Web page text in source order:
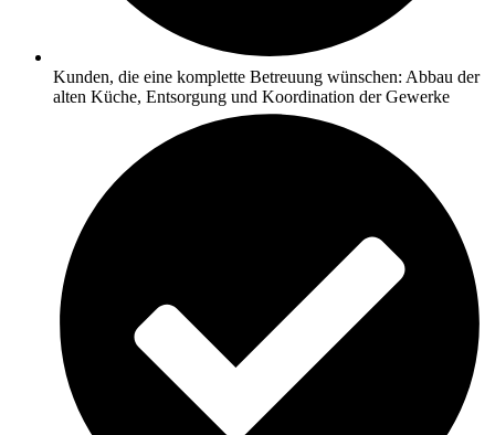
Kunden, die eine komplette Betreuung wünschen: Abbau der
alten Küche, Entsorgung und Koordination der Gewerke